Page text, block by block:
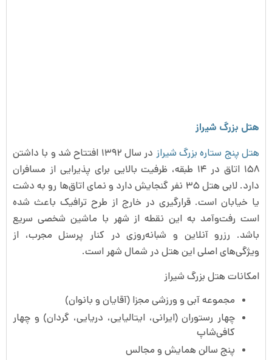
هتل بزرگ شیراز
هتل پنج ‌ستاره بزرگ شیراز
در سال ۱۳۹۲ افتتاح شد و با داشتن
۱۵۸ اتاق در ۱۴ طبقه، ظرفیت بالایی برای پذیرایی از مسافران
دارد. لابی هتل ۳۵ نفر گنجایش دارد و نمای اتاق‌ها رو به دشت
یا خیابان است. قرارگیری در خارج از طرح ترافیک باعث شده
است رفت‌وآمد به این نقطه از شهر با ماشین شخصی سریع
باشد. رزرو آنلاین و شبانه‌روزی در کنار پرسنل مجرب، از
ویژگی‌های اصلی این هتل در شمال شهر است.
امکانات هتل بزرگ شیراز
مجموعه آبی و ورزشی مجزا (آقایان و بانوان)
چهار رستوران (ایرانی، ایتالیایی، دریایی، گردان) و چهار
کافی‌شاپ
پنج سالن همایش و مجالس